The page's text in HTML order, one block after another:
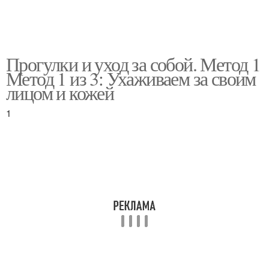
Прогулки и уход за собой. Метод 1
Метод 1 из 3: Ухаживаем за своим
лицом и кожей
1